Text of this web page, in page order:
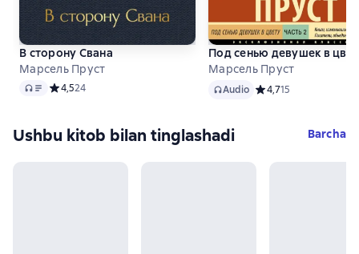
В сторону Свана
Марсель Пруст
Audio Средний рейтинг 4,5 на основе 24 оценок
4,524
Под сенью девушек в
Марсель Пруст
AudioAudio Средний рейтинг 4,7
4,715
Ushbu kitob bilan tinglashadi Barcha